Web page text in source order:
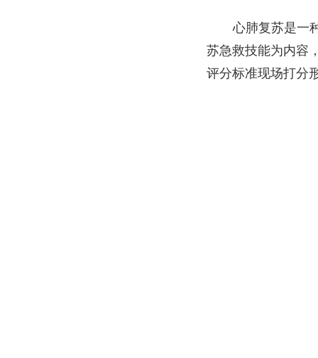
心肺复苏是一
苏急救技能为内容
评分标准现场打分